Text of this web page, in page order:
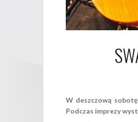
W deszczową
Podczas imprezy